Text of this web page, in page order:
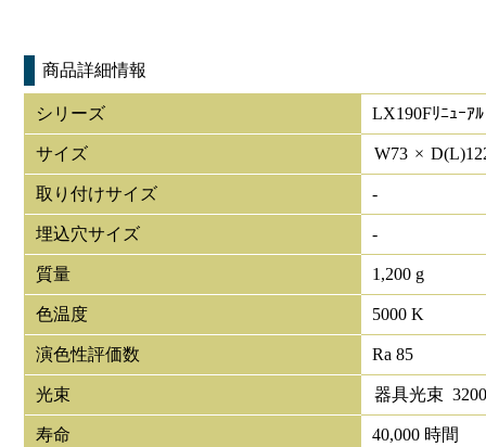
商品詳細情報
シリーズ LX190Fﾘﾆｭｰｱﾙ
サイズ W73 × D(L)
取り付けサイズ -
埋込穴サイズ -
質量 1,200 g
色温度 5000 K
演色性評価数 Ra 85
光束 器具光束
寿命 40,000 時間